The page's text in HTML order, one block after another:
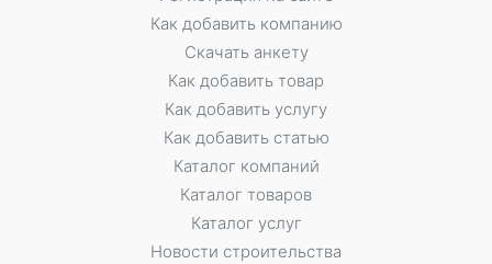
Как добавить компанию
Скачать анкету
Как добавить товар
Как добавить услугу
Как добавить статью
Каталог компаний
Каталог товаров
Каталог услуг
Новости строительства